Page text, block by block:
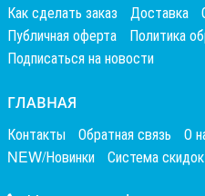
Как сделать заказ Доставка
Публичная оферта
Политика
Подписаться на новости
ГЛАВНАЯ
Контакты Обратная связь О
NEW/Новинки
Система скидок